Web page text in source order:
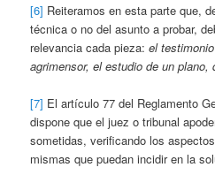
[6] Reiteramos en esta parte que,
técnica o no del asunto a probar,
relevancia cada pieza:el
agrimensor, el estudio de un plano,
[7] El artículo 77 del Reglamento
dispone que el juez o tribunal
sometidas, verificando los
mismas que puedan incidir en la